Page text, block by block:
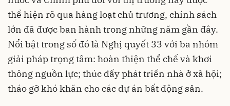
thể hiện rõ qua hàng loạt chủ trương, chính sách
lớn đã được ban hành trong những năm gần đây.
Nổi bật trong số đó là Nghị quyết 33 với ba nhóm
giải pháp trọng tâm: hoàn thiện thể chế và khơi
thông nguồn lực; thúc đẩy phát triển nhà ở xã hội;
tháo gỡ khó khăn cho các dự án bất động sản.